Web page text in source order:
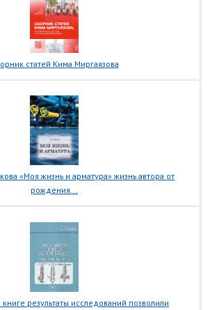
статей Кима Миргаязова
«Моя жизнь и арматура» жизнь автора от
рождения...
результаты исследований позволили